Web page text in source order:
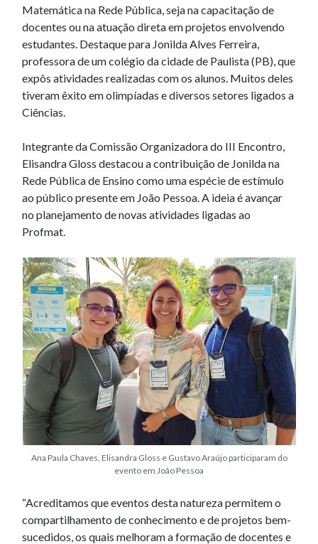
Matemática na Rede Pública, seja na capacitação de
docentes ou na atuação direta em projetos envolvendo
estudantes. Destaque para Jonilda Alves Ferreira,
professora de um colégio da cidade de Paulista (PB), que
expôs atividades realizadas com os alunos. Muitos deles
tiveram êxito em olimpíadas e diversos setores ligados a
Ciências.
Integrante da Comissão Organizadora do III Encontro,
Elisandra Gloss destacou a contribuição de Jonilda na
Rede Pública de Ensino como uma espécie de estímulo
ao público presente em João Pessoa. A ideia é avançar
no planejamento de novas atividades ligadas ao
Profmat.
Ana Paula Chaves, Elisandra Gloss e Gustavo Araújo participaram do
evento em João Pessoa
“Acreditamos que eventos desta natureza permitem o
compartilhamento de conhecimento e de projetos bem-
sucedidos, os quais melhoram a formação de docentes e